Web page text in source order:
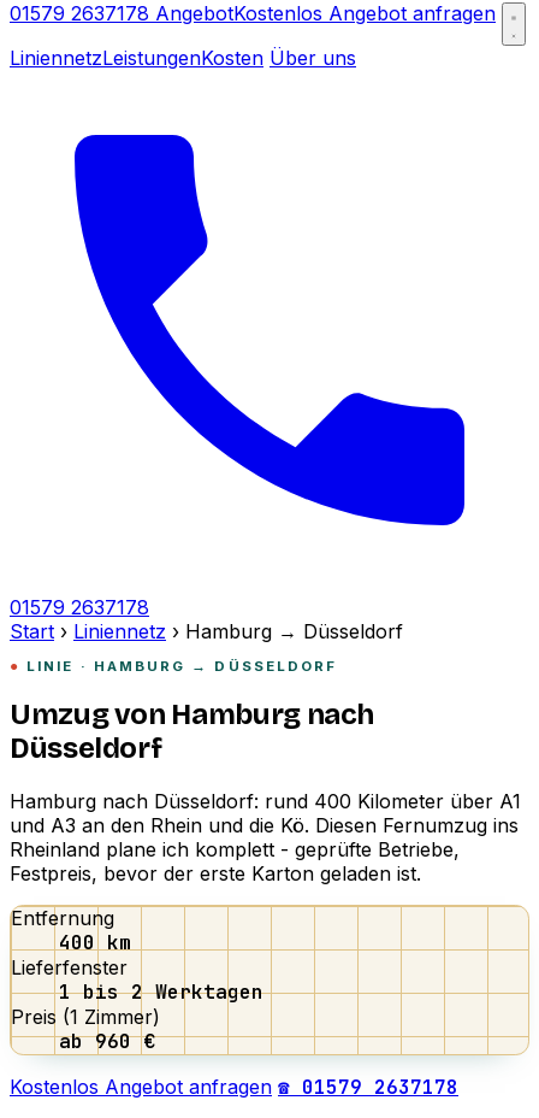
01579 2637178 AngebotKostenlos Angebot anfragen
LiniennetzLeistungenKosten Über uns
01579 2637178
Start › Liniennetz › Hamburg → Düsseldorf
LINIE · HAMBURG → DÜSSELDORF
Umzug von Hamburg nach
Düsseldorf
Hamburg nach Düsseldorf: rund 400 Kilometer über A1
und A3 an den Rhein und die Kö. Diesen Fernumzug ins
Rheinland plane ich komplett - geprüfte Betriebe,
Festpreis, bevor der erste Karton geladen ist.
Entfernung
400 km
Lieferfenster
1 bis 2 Werktagen
Preis (1 Zimmer)
ab 960 €
Kostenlos Angebot anfragen ☎ 01579 2637178